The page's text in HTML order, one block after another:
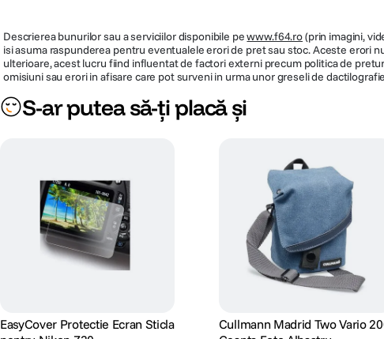
Descrierea bunurilor sau a serviciilor disponibile pewww.f64.ro(prin imagini,
isi asuma raspunderea pentru eventualele erori de pret sau stoc. Aceste erori
ulterioare, acest lucru fiind influentat de factori externi precum politica de
omisiuni sau erori in afisare care pot surveni in urma unor greseli de
S-ar putea să-ți placă și
EasyCover Protectie Ecran Sticla
Cullmann Madrid Two Vario